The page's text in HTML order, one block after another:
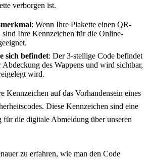
verborgen ist.
: Wenn Ihre Plakette einen QR-
sind Ihre Kennzeichen für die Online-
sich befindet: Der 3-stellige Code befindet
Abdeckung des Wappens und wird sichtbar,
wird.
Kennzeichen auf das Vorhandensein eines
Diese Kennzeichen sind eine
für die digitale Abmeldung über unseren
zu erfahren, wie man den Code